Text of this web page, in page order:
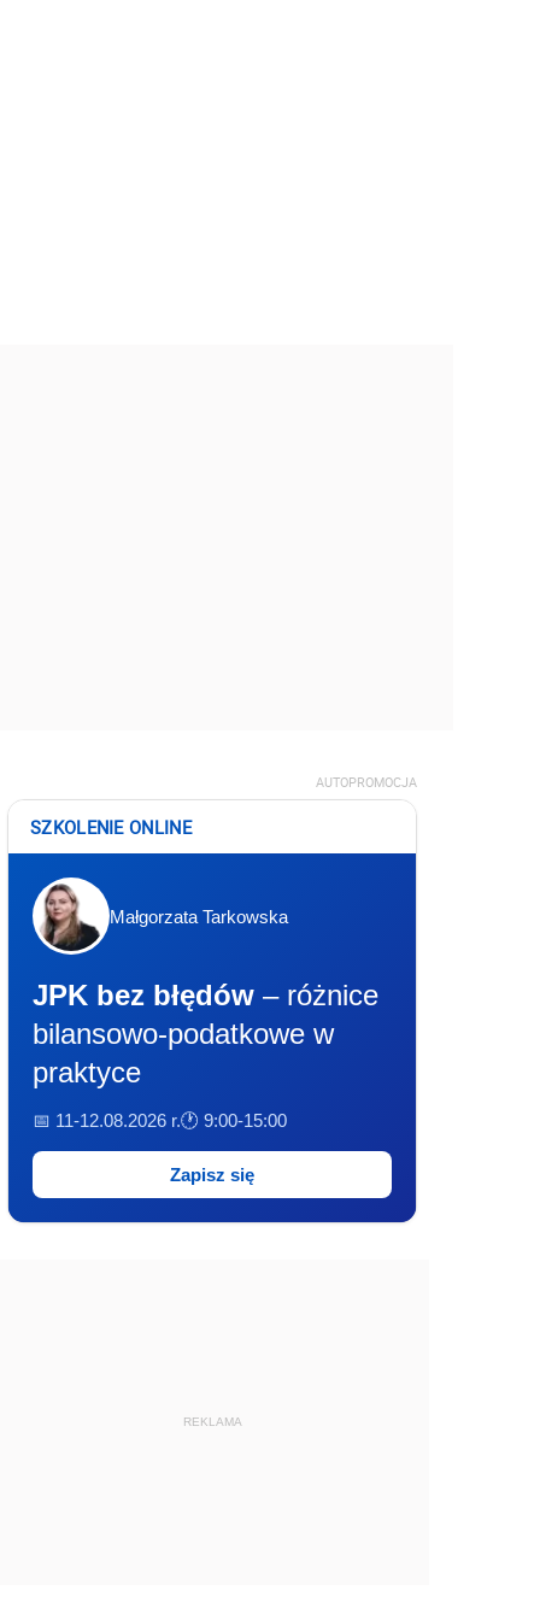
AUTOPROMOCJA
SZKOLENIE ONLINE
Małgorzata Tarkowska
JPK bez błędów – różnice
bilansowo-podatkowe w
praktyce
📅 11-12.08.2026 r.🕐 9:00-15:00
Zapisz się
REKLAMA